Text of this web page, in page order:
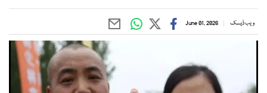
ویب ڈیسک June 01, 2026